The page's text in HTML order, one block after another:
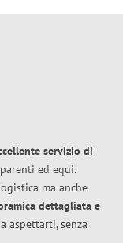
servizio di
ed equi.
ma anche
dettagliata e
aspettarti, senza